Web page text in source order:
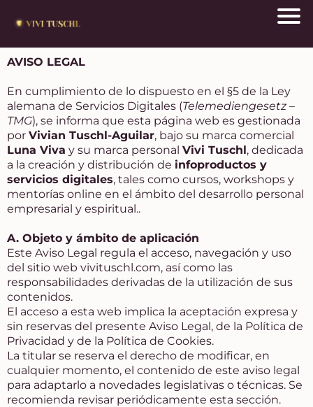
AVISO LEGAL
En cumplimiento de lo dispuesto en el §5 de la Ley
alemana de Servicios Digitales (Telemediengesetz –
TMG), se informa que esta página web es gestionada
por Vivian Tuschl-Aguilar, bajo su marca comercial
Luna Viva y su marca personal Vivi Tuschl, dedicada
a la creación y distribución de infoproductos y
servicios digitales, tales como cursos, workshops y
mentorías online en el ámbito del desarrollo personal
empresarial y espiritual..
A. Objeto y ámbito de aplicación
Este Aviso Legal regula el acceso, navegación y uso
del sitio web vivituschl.com, así como las
responsabilidades derivadas de la utilización de sus
contenidos.
El acceso a esta web implica la aceptación expresa y
sin reservas del presente Aviso Legal, de la Política de
Privacidad y de la Política de Cookies.
La titular se reserva el derecho de modificar, en
cualquier momento, el contenido de este aviso legal
para adaptarlo a novedades legislativas o técnicas. Se
recomienda revisar periódicamente esta sección.